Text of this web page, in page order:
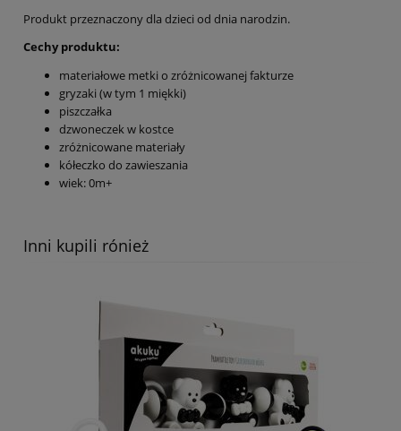
Produkt przeznaczony dla dzieci od dnia narodzin.
Cechy produktu:
materiałowe metki o zróżnicowanej fakturze
gryzaki (w tym 1 miękki)
piszczałka
dzwoneczek w kostce
zróżnicowane materiały
kółeczko do zawieszania
wiek: 0m+
Inni kupili rónież